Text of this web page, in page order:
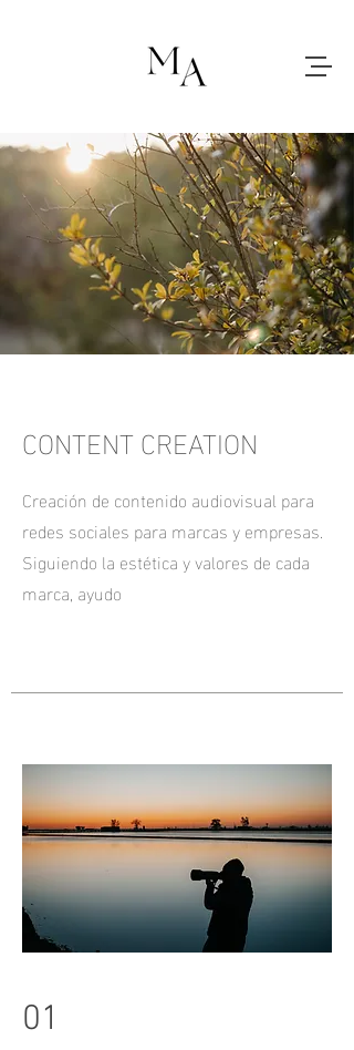
CONTENT CREATION
Creación de contenido audiovisual para
redes sociales para marcas y empresas.
Siguiendo la estética y valores de cada
marca, ayudo
01